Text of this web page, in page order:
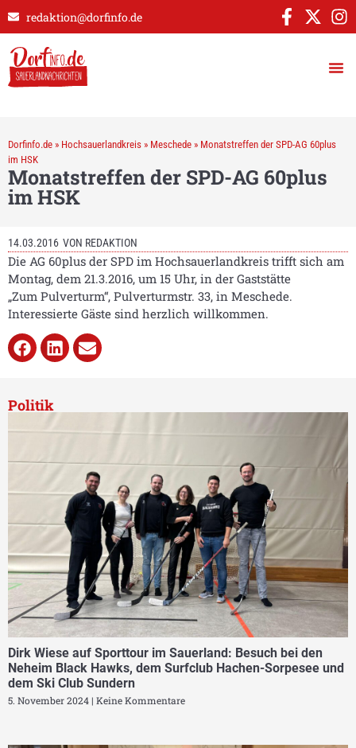
redaktion@dorfinfo.de
Dorfinfo.de » Hochsauerlandkreis » Meschede » Monatstreffen der SPD-AG 60plus
im HSK
Monatstreffen der SPD-AG 60plus
im HSK
14.03.2016 VON REDAKTION
Die AG 60plus der SPD im Hochsauerlandkreis trifft sich am
Montag, dem 21.3.2016, um 15 Uhr, in der Gaststätte
„Zum Pulverturm“, Pulverturmstr. 33, in Meschede.
Interessierte Gäste sind herzlich willkommen.
Politik
Dirk Wiese auf Sporttour im Sauerland: Besuch bei den
Neheim Black Hawks, dem Surfclub Hachen-Sorpesee und
dem Ski Club Sundern
5. November 2024 Keine Kommentare